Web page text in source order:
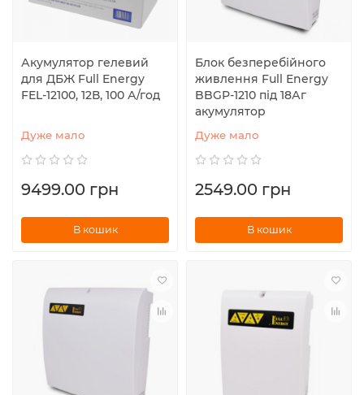
Акумулятор гелевий
для ДБЖ Full Energy
FEL-12100, 12В, 100 А/год
Дуже мало
9499.00 грн
В кошик
Блок безперебійного
живлення Full Energy
BBGP-1210 під 18Аг
акумулятор
Дуже мало
2549.00 грн
В кошик